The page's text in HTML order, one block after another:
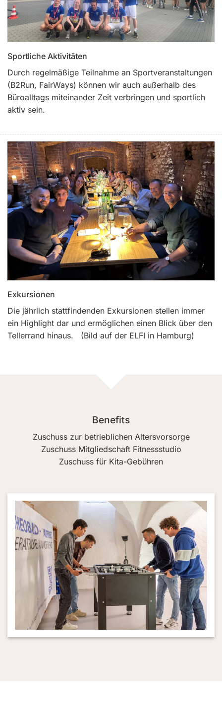
Sportliche Aktivitäten
Durch regelmäßige Teilnahme an Sportveranstaltungen
(B2Run, FairWays) können wir auch außerhalb des
Büroalltags miteinander Zeit verbringen und sportlich
aktiv sein.
Exkursionen
Die jährlich stattfindenden Exkursionen stellen immer
ein Highlight dar und ermöglichen einen Blick über den
Tellerrand hinaus. (Bild auf der ELFI in Hamburg)
Benefits
Zuschuss zur betrieblichen Altersvorsorge
Zuschuss Mitgliedschaft Fitnessstudio
Zuschuss für Kita-Gebühren